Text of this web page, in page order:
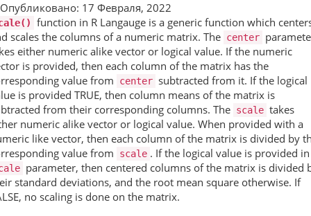
Опубликовано: 17 Февраля, 2022
function in R Langauge is a generic function which
scales the columns of a numeric matrix. The center
either numeric alike vector or logical value. If the numeric
is provided, then each column of the matrix has the
value from
center subtracted from it. If the logical
is provided TRUE, then column means of the matrix is
from their corresponding columns. The scale takes
numeric alike vector or logical value. When provided with a
like vector, then each column of the matrix is divided by
value from
scale . If the logical value is provided in
parameter, then centered columns of the matrix is divided
standard deviations, and the root mean square otherwise. If
no scaling is done on the matrix.